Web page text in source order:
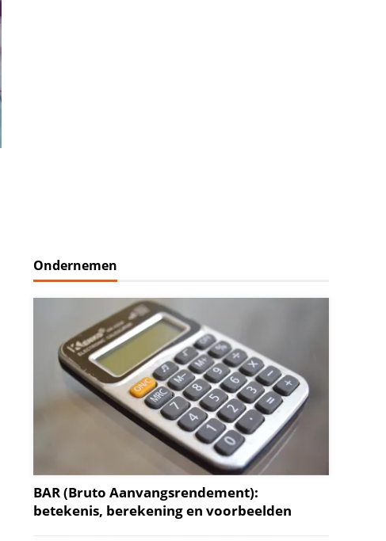
Ondernemen
BAR (Bruto Aanvangsrendement):
betekenis, berekening en voorbeelden